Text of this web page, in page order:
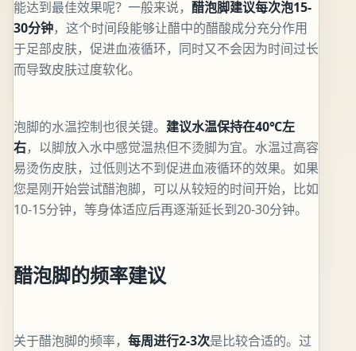
能达到最佳效果呢？一般来说， 醋泡脚建议每次泡15-
30分钟，这个时间段能够让醋中的醋酸成分充分作用
于足部皮肤，促进血液循环，同时又不会因为时间过长
而导致皮肤过度软化。
泡脚的水温控制也很关键。 建议水温保持在40℃左
右，以脚放入水中感觉温热但不烫脚为宜。水温过高容
易烫伤皮肤，过低则达不到促进血液循环的效果。如果
您是刚开始尝试醋泡脚，可以从较短的时间开始，比如
10-15分钟，等身体适应后再逐渐延长到20-30分钟。
醋泡脚的频率建议
关于醋泡脚的频率， 每周进行2-3次是比较合适的。过